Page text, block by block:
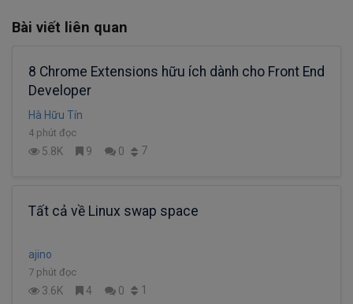
Bài viết liên quan
8 Chrome Extensions hữu ích dành cho Front End
Developer
Hà Hữu Tín
4 phút đọc
5.8K 9 0 7
Tất cả về Linux swap space
ajino
7 phút đọc
3.6K 4 0 1